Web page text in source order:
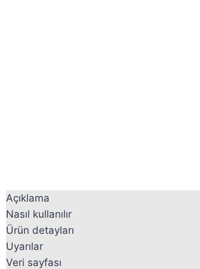
Açıklama
Nasıl kullanılır
Ürün detayları
Uyarılar
Veri sayfası